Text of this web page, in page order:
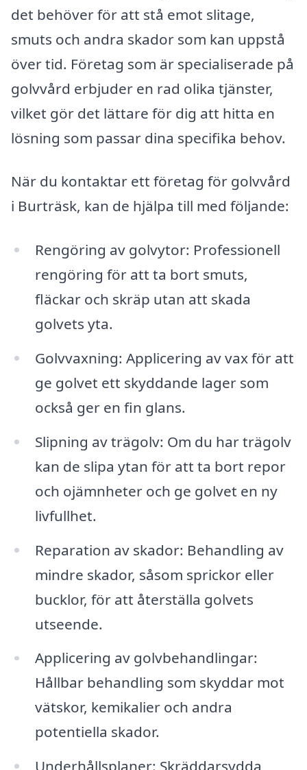
det behöver för att stå emot slitage,
smuts och andra skador som kan uppstå
över tid. Företag som är specialiserade på
golvvård erbjuder en rad olika tjänster,
vilket gör det lättare för dig att hitta en
lösning som passar dina specifika behov.
När du kontaktar ett företag för golvvård
i Burträsk, kan de hjälpa till med följande:
Rengöring av golvytor: Professionell
rengöring för att ta bort smuts,
fläckar och skräp utan att skada
golvets yta.
Golvvaxning: Applicering av vax för att
ge golvet ett skyddande lager som
också ger en fin glans.
Slipning av trägolv: Om du har trägolv
kan de slipa ytan för att ta bort repor
och ojämnheter och ge golvet en ny
livfullhet.
Reparation av skador: Behandling av
mindre skador, såsom sprickor eller
bucklor, för att återställa golvets
utseende.
Applicering av golvbehandlingar:
Hållbar behandling som skyddar mot
vätskor, kemikalier och andra
potentiella skador.
Underhållsplaner: Skräddarsydda